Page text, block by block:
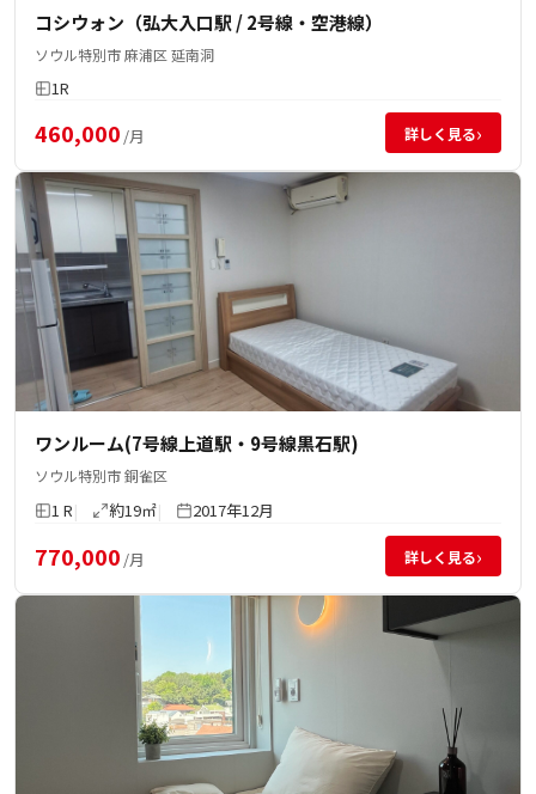
コシウォン（弘大入口駅 / 2号線・空港線）
ソウル特別市 麻浦区 延南洞
1R
460,000 /月 詳しく見る›
ワンルーム(7号線上道駅・9号線黒石駅)
ソウル特別市 銅雀区
1 R 約19㎡ 2017年12月
770,000 /月 詳しく見る›